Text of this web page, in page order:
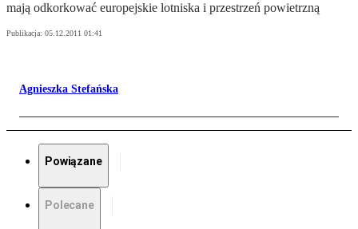
mają odkorkować europejskie lotniska i przestrzeń powietrzną
Publikacja: 05.12.2011 01:41
Agnieszka Stefańska
Powiązane
Polecane